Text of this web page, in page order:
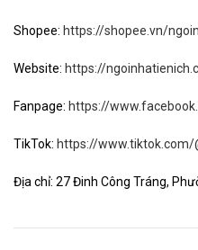
Shopee: https://shopee.vn/
Website: https://
Fanpage: https://
TikTok: https://www.tiktok.com/
Địa chỉ: 27 Đinh Công Tráng,